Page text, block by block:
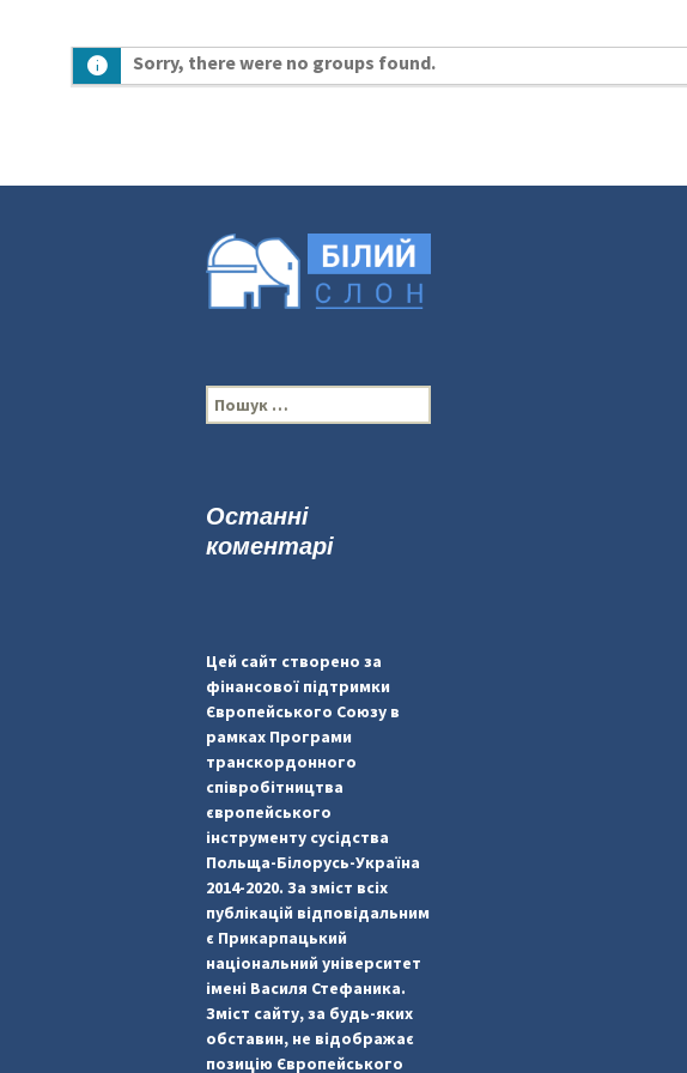
Sorry, there were no groups found.
П
о
:Останні
коментарі
Цей сайт створено за
фінансової підтримки
Європейського Союзу в
рамках Програми
транскордонного
співробітництва
європейського
інструменту сусідства
Польща-Білорусь-Україна
2014-2020. За зміст всіх
публікацій відповідальним
є Прикарпацький
національний університет
імені Василя Стефаника.
Зміст сайту, за будь-яких
обставин, не відображає
позицію Європейського